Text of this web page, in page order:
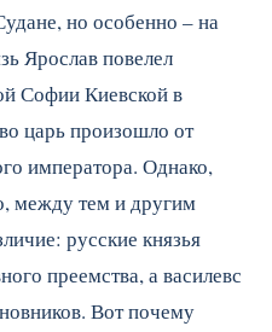
но особенно – на
Ярослав повелел
Софии Киевской в
царь произошло от
императора. Однако,
между тем и другим
русские князья
преемства, а василевс
Вот почему